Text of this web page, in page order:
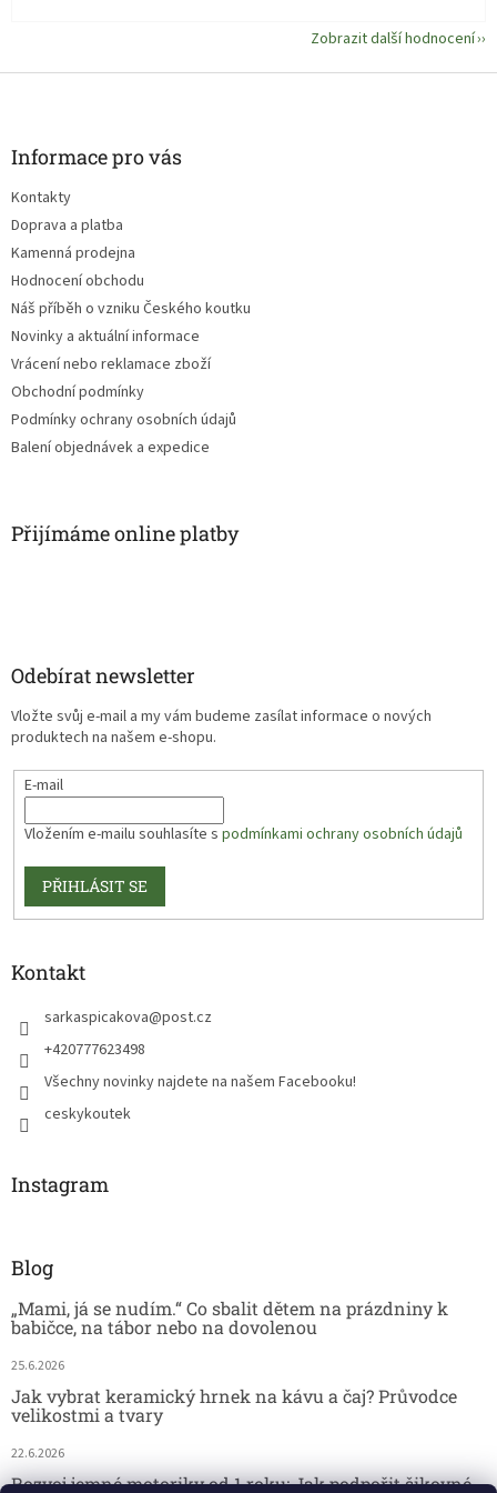
Zobrazit další hodnocení
Z
Informace pro vás
Kontakty
Doprava a platba
Kamenná prodejna
Hodnocení obchodu
Náš příběh o vzniku Českého koutku
Novinky a aktuální informace
Vrácení nebo reklamace zboží
Obchodní podmínky
Podmínky ochrany osobních údajů
Balení objednávek a expedice
Přijímáme online platby
Odebírat newsletter
Vložte svůj e-mail a my vám budeme zasílat informace o nových
produktech na našem e-shopu.
E-mail
Vložením e-mailu souhlasíte s podmínkami ochrany osobních údajů
PŘIHLÁSIT SE
Kontakt
sarkaspicakova@post.cz
+420777623498
Všechny novinky najdete na našem Facebooku!
ceskykoutek
Instagram
Blog
„Mami, já se nudím.“ Co sbalit dětem na prázdniny k
babičce, na tábor nebo na dovolenou
25.6.2026
Jak vybrat keramický hrnek na kávu a čaj? Průvodce
velikostmi a tvary
22.6.2026
Rozvoj jemné motoriky od 1 roku: Jak podpořit šikovné